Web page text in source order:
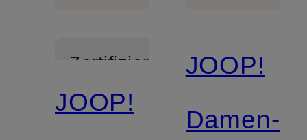
Zertifiziert
JOOP!
JOOP!
Damen-